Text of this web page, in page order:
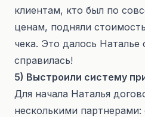
клиентам, кто был по
ценам, подняли
чека. Это далось Наталье
справилась!
5) Выстроили систему
Для начала Наталья
несколькими партнерами: